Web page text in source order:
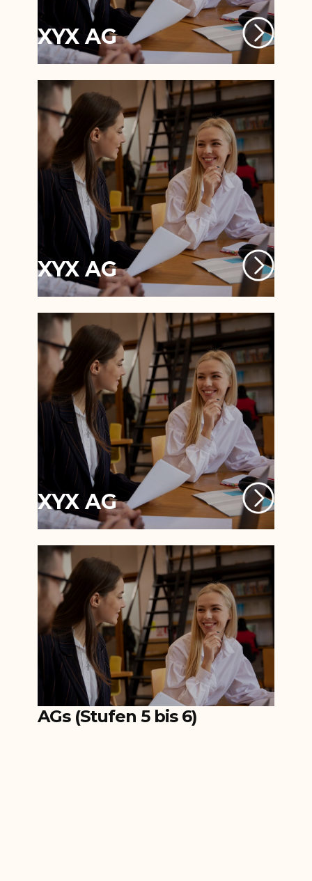
XYX AG
XYX AG
XYX AG
XYX AG
AGs (Stufen 5 bis 6)